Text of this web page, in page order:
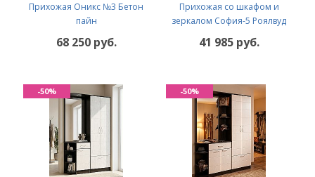
Прихожая Оникс №3 Бетон
пайн
68 250 руб.
Прихожая со шкафом и
зеркалом София-5 Роялвуд
41 985 руб.
-50% -50%